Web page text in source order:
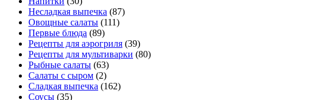
Несладкая выпечка (87)
Овощные салаты (111)
Первые блюда (89)
Рецепты для аэрогриля (39)
Рецепты для мультиварки (80)
Рыбные салаты (63)
Салаты с сыром (2)
Сладкая выпечка (162)
Соусы (35)